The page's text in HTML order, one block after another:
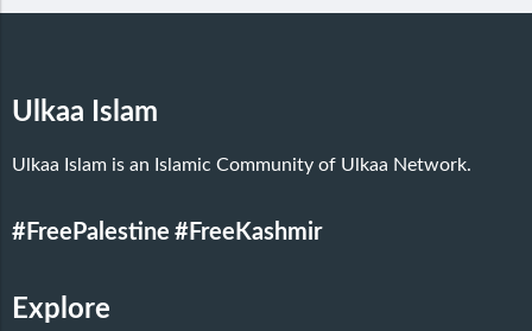
Ulkaa Islam
Ulkaa Islam is an Islamic Community of Ulkaa Network.
#FreePalestine #FreeKashmir
Explore